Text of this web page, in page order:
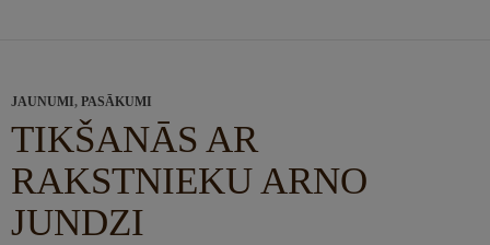
JAUNUMI, PASĀKUMI
TIKŠANĀS AR
RAKSTNIEKU ARNO
JUNDZI